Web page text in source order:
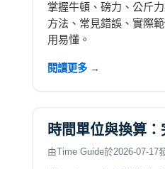
掌握牛頓、磅力、公斤
方法、常見錯誤、實際
用易懂。
閱讀更多 →
時間單位與換算：
由Time Guide於2026-07-17